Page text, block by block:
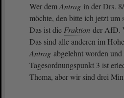
Wer demAntrag in der Drs.
möchte, den bitte ich jetzt um
Das ist die Fraktion der AfD.
Das sind alle anderen im
Antrag abgelehnt worden und
Tagesordnungspunkt 3 ist
Thema, aber wir sind drei